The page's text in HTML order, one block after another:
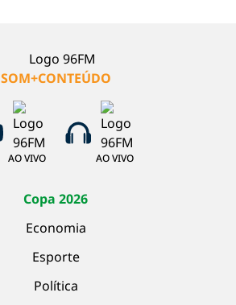
SOM+CONTEÚDO
AO VIVO AO VIVO
Copa 2026
Economia
Esporte
Política